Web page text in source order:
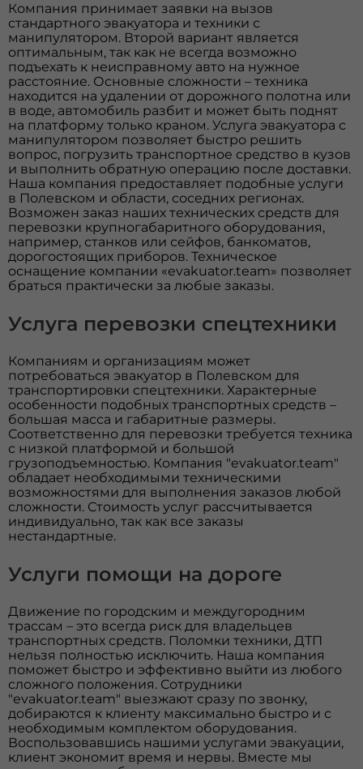
Компания принимает заявки на вызов
стандартного эвакуатора и техники с
манипулятором. Второй вариант является
оптимальным, так как не всегда возможно
подъехать к неисправному авто на нужное
расстояние. Основные сложности – техника
находится на удалении от дорожного полотна или
в воде, автомобиль разбит и может быть поднят
на платформу только краном. Услуга эвакуатора с
манипулятором позволяет быстро решить
вопрос, погрузить транспортное средство в кузов
и выполнить обратную операцию после доставки.
Наша компания предоставляет подобные услуги
в Полевском и области, соседних регионах.
Возможен заказ наших технических средств для
перевозки крупногабаритного оборудования,
например, станков или сейфов, банкоматов,
дорогостоящих приборов. Техническое
оснащение компании «evakuator.team» позволяет
браться практически за любые заказы.
Услуга перевозки спецтехники
Компаниям и организациям может
потребоваться эвакуатор в Полевском для
транспортировки спецтехники. Характерные
особенности подобных транспортных средств –
большая масса и габаритные размеры.
Соответственно для перевозки требуется техника
с низкой платформой и большой
грузоподъемностью. Компания "evakuator.team"
обладает необходимыми техническими
возможностями для выполнения заказов любой
сложности. Стоимость услуг рассчитывается
индивидуально, так как все заказы
нестандартные.
Услуги помощи на дороге
Движение по городским и междугородним
трассам – это всегда риск для владельцев
транспортных средств. Поломки техники, ДТП
нельзя полностью исключить. Наша компания
поможет быстро и эффективно выйти из любого
сложного положения. Сотрудники
"evakuator.team" выезжают сразу по звонку,
добираются к клиенту максимально быстро и с
необходимым комплектом оборудования.
Воспользовавшись нашими услугами эвакуации,
клиент экономит время и нервы. Вместе мы